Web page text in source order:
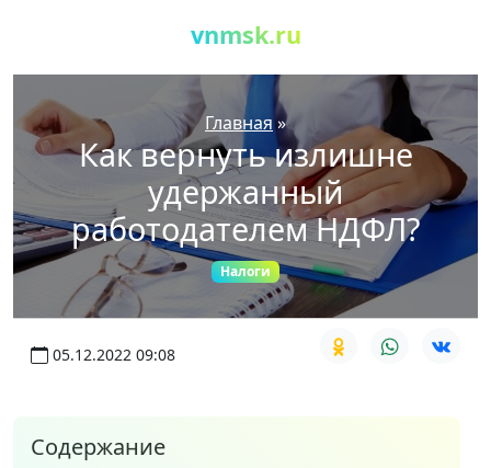
vnmsk.ru
Главная »
Как вернуть излишне
удержанный
работодателем НДФЛ?
Налоги
05.12.2022 09:08
Содержание